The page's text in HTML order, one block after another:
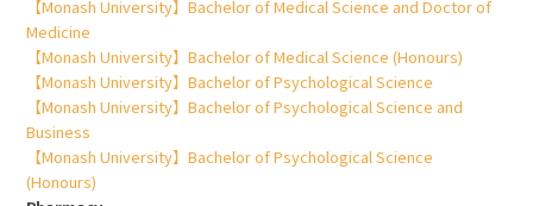
【Monash University】Bachelor of Medical Science and Doctor of
Medicine
【Monash University】Bachelor of Medical Science (Honours)
【Monash University】Bachelor of Psychological Science
【Monash University】Bachelor of Psychological Science and
Business
【Monash University】Bachelor of Psychological Science
(Honours)